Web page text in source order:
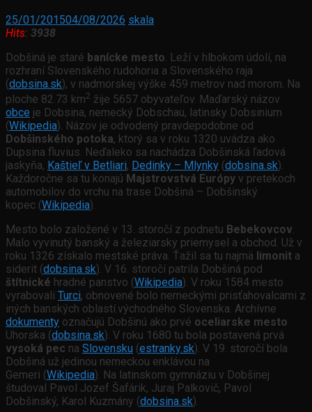
25/01/201504/08/2026 skala
Hits: 3938
Dobšiná je staré banícke mesto. Leží v hlbokom údolí, na
rozhraní Slovenského rudohoria a Slovenského raja
(dobsina.sk), v nadmorskej výške 459 metrov nad morom. Na
ploche 82.73 km2 žije 5657 obyvateľov. Maďarský názov
obce je Dobsina, nemecký Dobschau, latinsky Dobsinium
(Wikipedia). Názov je odvodený pravdepodobne od
Dobšinského potoka, ktorý sa v roku 1320 uvádza ako
Dupsina fluvius. Neďaleko sa nachádza Dobšinská ľadová
jaskyňa, Kaštieľ v Betliari, Dedinky – Mlynky (dobsina.sk).
Každoročne sa tu konajú Majstrovstvá Európy v pretekoch
automobilov do vrchu na trase Dobšiná – Dobšinský
kopec (Wikipedia).
Mesto bolo založené v 13. storočí z podnetu Bebekovcov.
Malo vyvinutý banský a železiarsky priemysel a obchod. Už v
roku 1326 získalo mestské práva. Ťažil sa tu najmä limonit a
siderit (dobsina.sk). V 16. storočí patrila Dobšiná pod
štítnické hradné panstvo (Wikipedia). V roku 1584 mesto
vyrabovali Turci, obnovené bolo nemeckými prisťahovalcami z
iných banských oblastí.východného Slovenska. Archívne
dokumenty označujú Dobšinú ako prvé oceliarske mesto
Uhorska (dobsina.sk). V roku 1680 tu bola postavená prvá
vysoká pec na Slovensku (estranky.sk). V 19. storočí bola
Dobšiná už jedinou nemeckou enklávou na
Gemeri (Wikipedia). Na latinskom gymnáziu v Dobšinej
študoval Pavol Jozef Šafárik, Juraj Palkovič, Pavol
Dobšinský, Karol Kuzmány (dobsina.sk).